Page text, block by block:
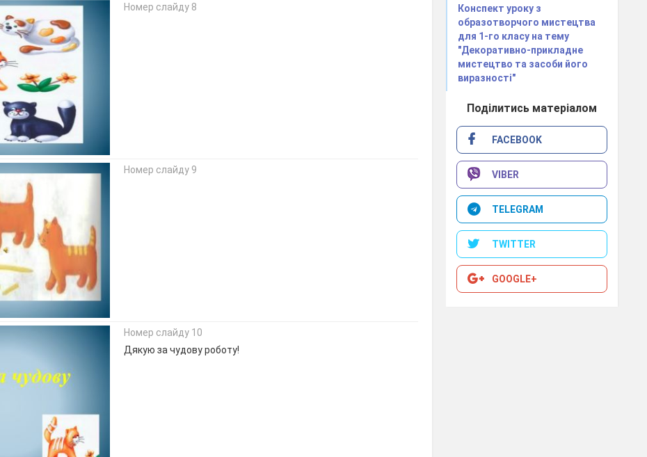
Номер слайду 8
Номер слайду 9
Номер слайду 10
Дякую за чудову роботу!
Конспект уроку з
образотворчого мистецтва
для 1-го класу на тему
"Декоративно-прикладне
мистецтво та засоби його
виразності"
Поділитись матеріалом
FACEBOOK
VIBER
TELEGRAM
TWITTER
GOOGLE+